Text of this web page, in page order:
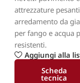
attrezzature
arredamento da
per fango e acqua
resistenti.
Aggiungi alla
Scheda
tecnica